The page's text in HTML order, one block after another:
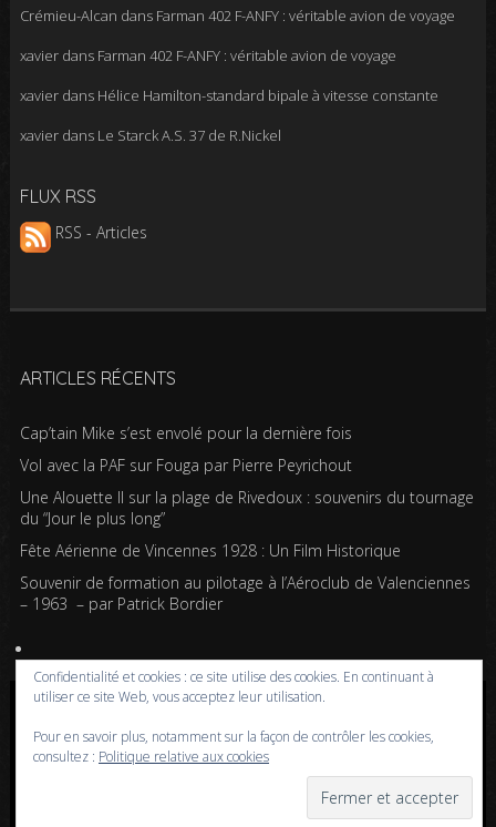
Crémieu-Alcan dans Farman 402 F-ANFY : véritable avion de voyage
xavierdans Farman 402 F-ANFY : véritable avion de voyage
xavierdans Hélice Hamilton-standard bipale à vitesse constante
xavierdans Le Starck A.S. 37 de R.Nickel
FLUX RSS
RSS - Articles
ARTICLES RÉCENTS
Cap’tain Mike s’est envolé pour la dernière fois
Vol avec la PAF sur Fouga par Pierre Peyrichout
Une Alouette II sur la plage de Rivedoux : souvenirs du tournage
du “Jour le plus long”
Fête Aérienne de Vincennes 1928 : Un Film Historique
Souvenir de formation au pilotage à l’Aéroclub de Valenciennes
– 1963 – par Patrick Bordier
Iceable Themes
Histoires de l’aviation
Contrôle aérien
Politique de confidentialité
Confidentialité et cookies : ce site utilise des cookies. En continuant à
utiliser ce site Web, vous acceptez leur utilisation.
Pour en savoir plus, notamment sur la façon de contrôler les cookies,
consultez : Politique relative aux cookies